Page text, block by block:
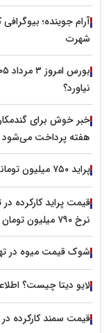
آرام جوینده؛
شهرت
نیاورد؟
خبر خوش برای
هفته پرداخت می‌شود
پراید ۷۵۰ میلیون تومانی؛ خرید پراید کارکرده منطقی‌تر است یا تیبا؟
نرخ ۷۹۰ میلیون تومان
شوک قیمت میوه در تهران/
لایو دیتا چیست؟
قیمت سمند کارکرده در تیر ۱۴۰۵؛ ارزان‌ترین سمند